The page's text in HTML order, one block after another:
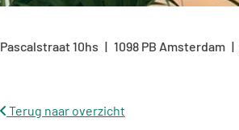
Pascalstraat10hs 1098 PB Amsterdam
Terug naar overzicht